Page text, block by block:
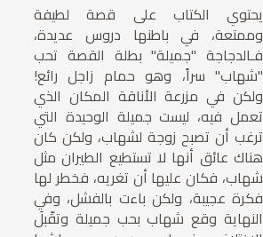
يحتوي الكتاب على قصة لطيفة
وممتعة، في باطنها دروس عديدة،
فـالدجاجة "جميلة" بطلة القصة تحب
"شهاب" سراً، وهو حمام زاجل رائع!
ولكن في مزرعة الأناقة المكان الذي
تعمل فيه، ليست جميلة الوحيدة التي
ترغب أن تصبح زوجة لشهاب، ولكن كان
هناك عائق أنها لا تستطيع الطيران مثل
شهاب، فكان عليها أن تغريه، فخطر لها
فكرة عجيبة، ولكن باءت بالفشل، وفي
النهاية وقع شهاب بحب جميلة وتقّبلَ